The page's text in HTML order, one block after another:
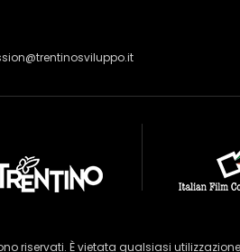
riservati. È vietata qualsiasi